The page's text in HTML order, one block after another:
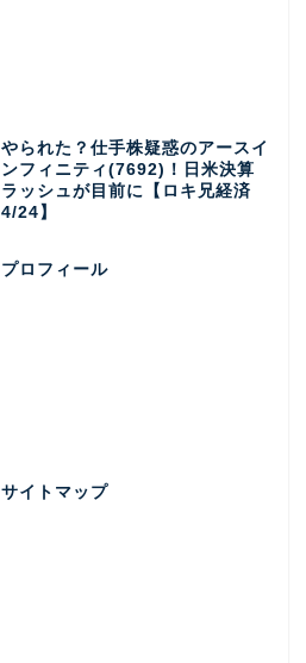
やられた？仕手株疑惑のアースイ
ンフィニティ(7692)！日米決算
ラッシュが目前に【ロキ兄経済
4/24】
プロフィール
サイトマップ